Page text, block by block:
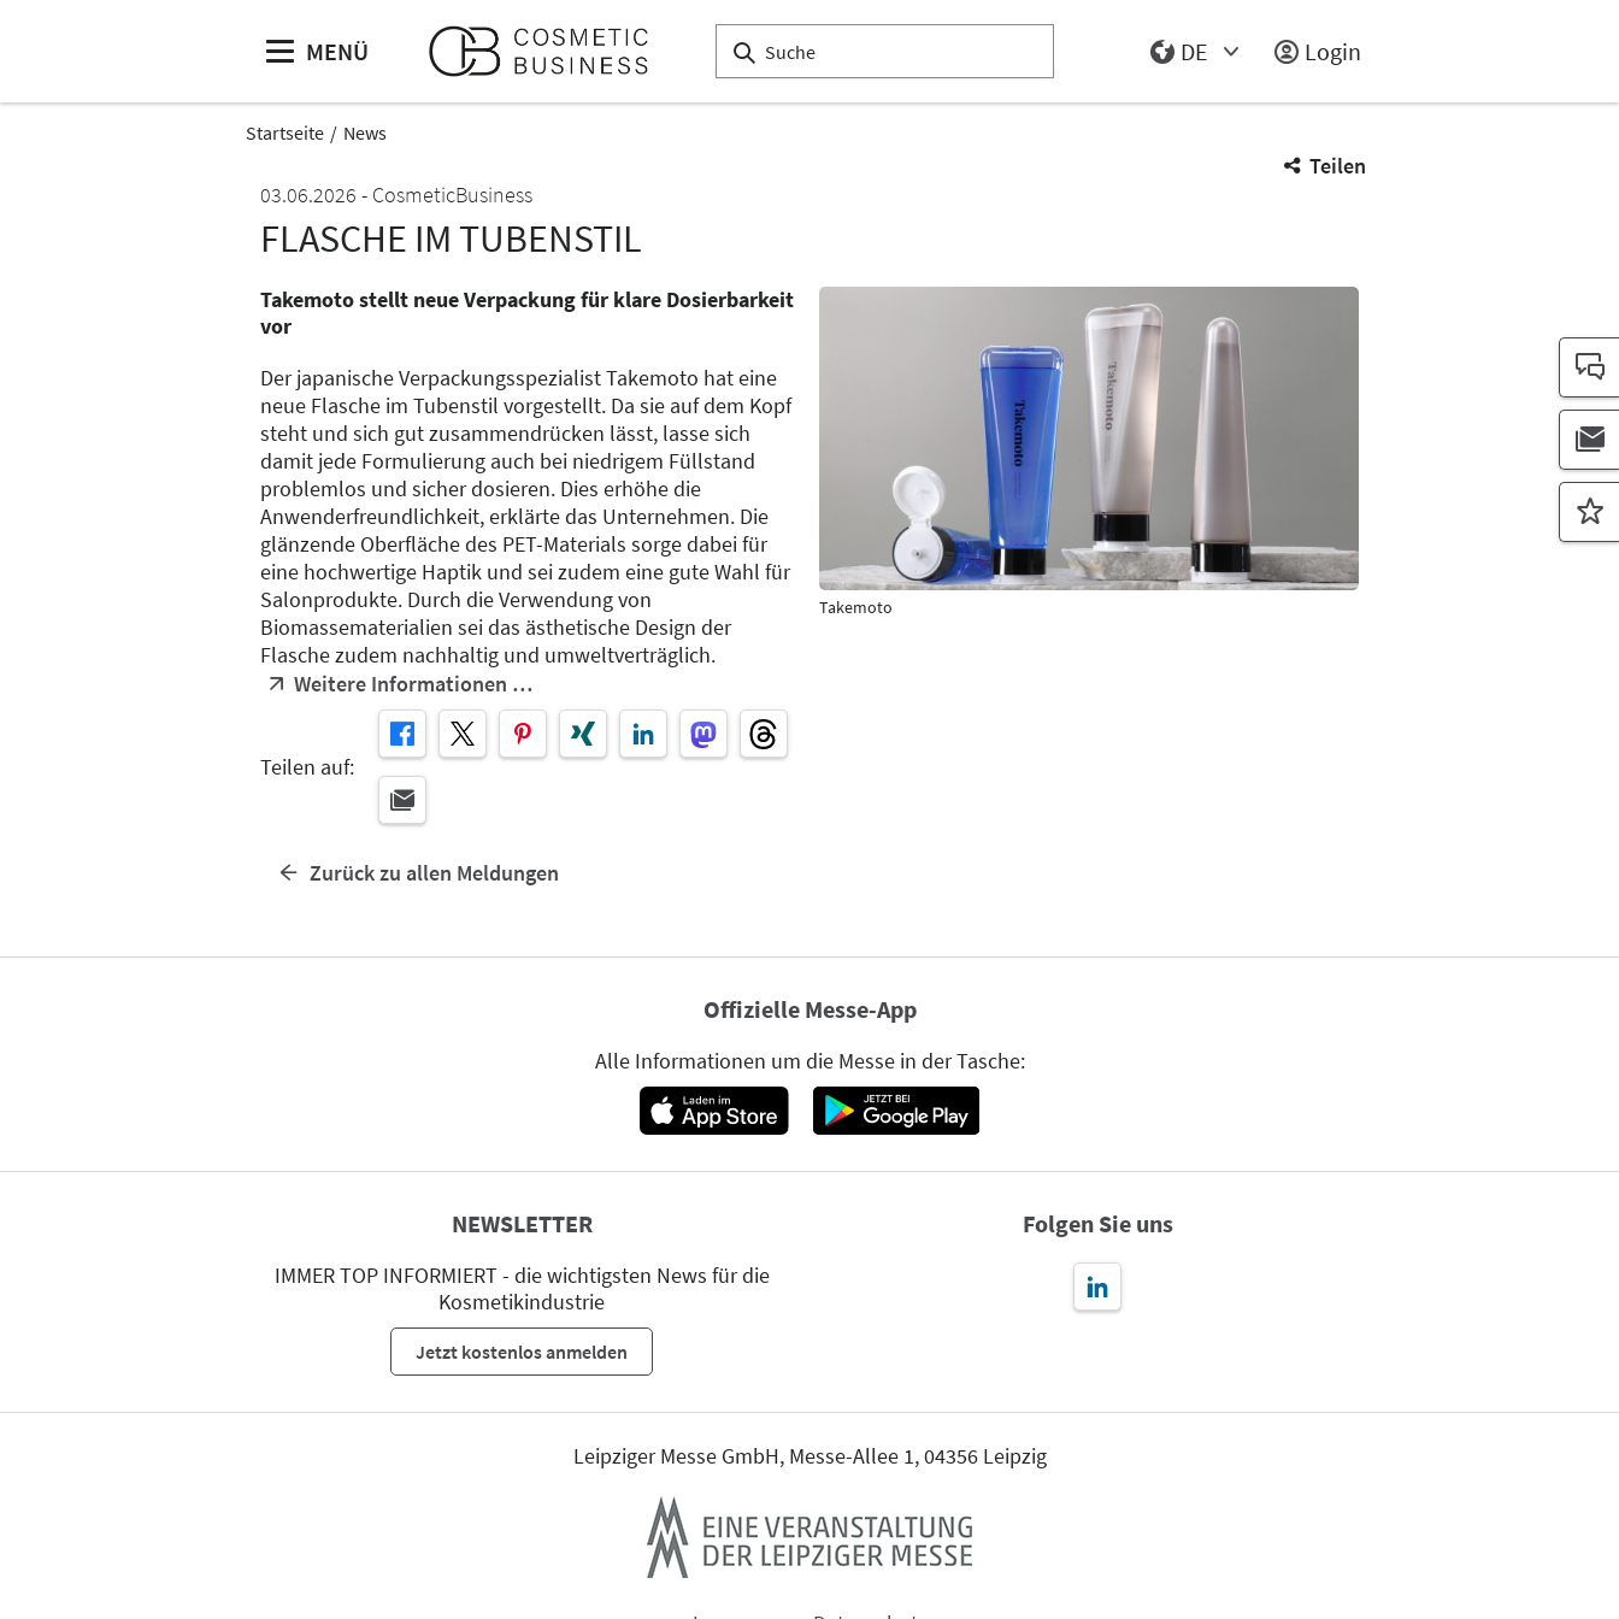
MENÜ
DE
Login
Startseite News
Teilen
03.06.2026
CosmeticBusiness
FLASCHE IM TUBENSTIL
Takemoto stellt neue Verpackung für klare Dosierbarkeit
vor
Der japanische Verpackungsspezialist Takemoto hat eine
neue Flasche im Tubenstil vorgestellt. Da sie auf dem Kopf
steht und sich gut zusammendrücken lässt, lasse sich
damit jede Formulierung auch bei niedrigem Füllstand
problemlos und sicher dosieren. Dies erhöhe die
Anwenderfreundlichkeit, erklärte das Unternehmen. Die
glänzende Oberfläche des PET-Materials sorge dabei für
eine hochwertige Haptik und sei zudem eine gute Wahl für
Salonprodukte. Durch die Verwendung von
Biomassematerialien sei das ästhetische Design der
Flasche zudem nachhaltig und umweltverträglich.
Weitere Informationen …
Teilen auf:
Takemoto
Zurück zu allen Meldungen
Offizielle Messe-App
Alle Informationen um die Messe in der Tasche:
NEWSLETTER
IMMER TOP INFORMIERT - die wichtigsten News für die
Kosmetikindustrie
Jetzt kostenlos anmelden
Folgen Sie uns
Leipziger Messe GmbH, Messe-Allee 1, 04356 Leipzig